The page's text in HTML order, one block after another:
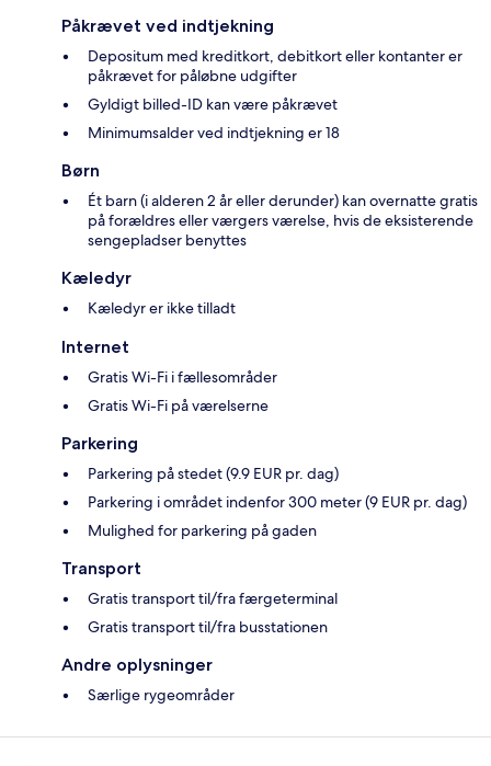
Påkrævet ved indtjekning
Depositum med kreditkort, debitkort eller kontanter er
påkrævet for påløbne udgifter
Gyldigt billed-ID kan være påkrævet
Minimumsalder ved indtjekning er 18
Børn
Ét barn (i alderen 2 år eller derunder) kan overnatte gratis
på forældres eller værgers værelse, hvis de eksisterende
sengepladser benyttes
Kæledyr
Kæledyr er ikke tilladt
Internet
Gratis Wi-Fi i fællesområder
Gratis Wi-Fi på værelserne
Parkering
Parkering på stedet (9.9 EUR pr. dag)
Parkering i området indenfor 300 meter (9 EUR pr. dag)
Mulighed for parkering på gaden
Transport
Gratis transport til/fra færgeterminal
Gratis transport til/fra busstationen
Andre oplysninger
Særlige rygeområder